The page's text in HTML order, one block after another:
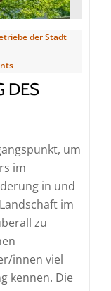
2026
um
Bad
der Stadt
DES
um
im
in und
im
zu
innen viel
kennen. Die